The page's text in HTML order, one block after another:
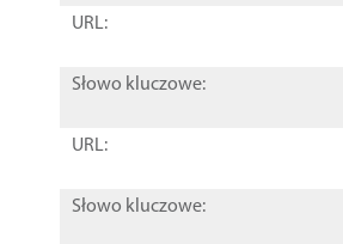
URL:
Słowo kluczowe:
URL:
Słowo kluczowe: